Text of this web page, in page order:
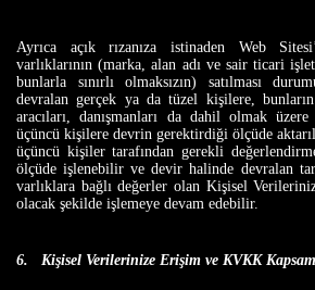
Ayrıca açık rızanıza istinaden Web
varlıklarının (marka, alan adı ve sair ticari
bunlarla sınırlı olmaksızın) satılması
devralan gerçek ya da tüzel kişilere,
aracıları, danışmanları da dahil olmak
üçüncü kişilere devrin gerektirdiği ölçüde
üçüncü kişiler tarafından gerekli
ölçüde işlenebilir ve devir halinde devralan
varlıklara bağlı değerler olan Kişisel
olacak şekilde işlemeye devam edebilir.
6. Kişisel Verilerinize Erişim ve KVKK